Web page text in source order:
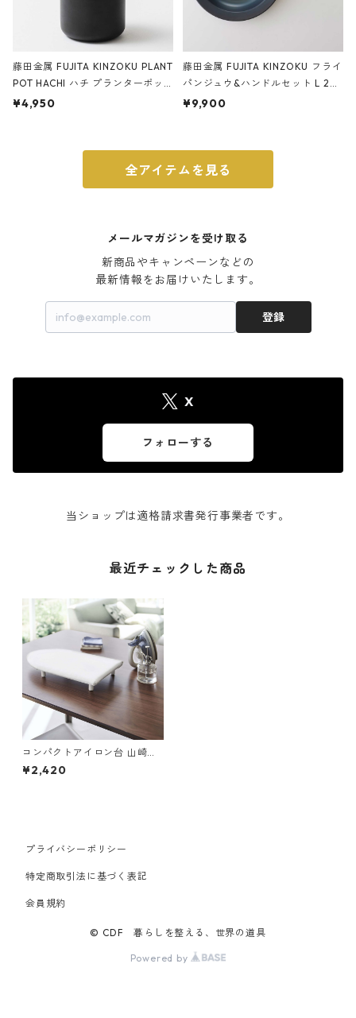
藤田金属 FUJITA KINZOKU PLANT
POT HACHI ハチ プランターポッ
ト 3号 ブラック
¥4,950
藤田金属 FUJITA KINZOKU フライ
パンジュウ&ハンドルセット L 24c
m ガス火・IH対応 鉄フライパン
¥9,900
全アイテムを見る
メールマガジンを受け取る
新商品やキャンペーンなどの
最新情報をお届けいたします。
登録
X
フォローする
当ショップは適格請求書発行事業者です。
最近チェックした商品
コンパクトアイロン台 山崎実
業 tower タワー 卓上脚付き
舟型アイロン台 S ホワイト
¥2,420
プライバシーポリシー
特定商取引法に基づく表記
会員規約
© CDF 暮らしを整える、世界の道具
Powered by